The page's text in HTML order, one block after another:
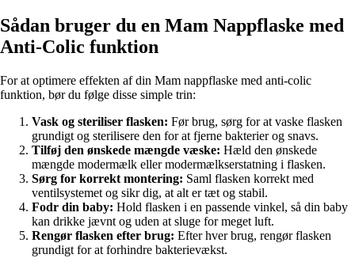
Sådan bruger du en Mam Nappflaske med
Anti-Colic funktion
For at optimere effekten af din Mam nappflaske med anti-colic
funktion, bør du følge disse simple trin:
Vask og steriliser flasken: Før brug, sørg for at vaske flasken
grundigt og sterilisere den for at fjerne bakterier og snavs.
Tilføj den ønskede mængde væske: Hæld den ønskede
mængde modermælk eller modermælkserstatning i flasken.
Sørg for korrekt montering: Saml flasken korrekt med
ventilsystemet og sikr dig, at alt er tæt og stabil.
Fodr din baby: Hold flasken i en passende vinkel, så din baby
kan drikke jævnt og uden at sluge for meget luft.
Rengør flasken efter brug: Efter hver brug, rengør flasken
grundigt for at forhindre bakterievækst.